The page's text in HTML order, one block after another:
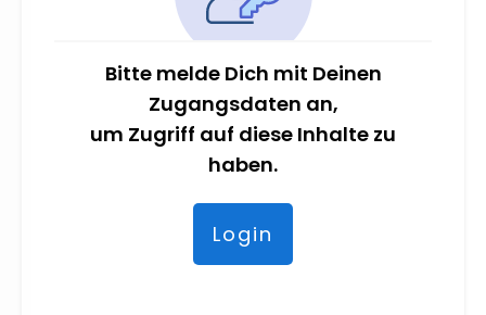
Bitte melde Dich mit Deinen
Zugangsdaten an,
um Zugriff auf diese Inhalte zu
haben.
Login